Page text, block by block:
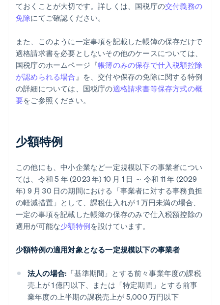
ておくことが大切です。詳しくは、国税庁の交付義務の
免除にてご確認ください。
また、このように一定事項を記載した帳簿の保存だけで
適格請求書を必要としないその他のケースについては、
国税庁のホームページ『帳簿のみの保存で仕入税額控除
が認められる場合 』を、交付や保存の免除に関する特例
の詳細については、国税庁の適格請求書等保存方式の概
要をご参照ください。
少額特例
この他にも、中小企業など一定規模以下の事業者につい
ては、令和 5 年 (2023 年) 10 月 1 日 ～ 令和 11 年 (2029
年) 9 月 30 日の期間における「事業者に対する事務負担
の軽減措置」として、課税仕入れが 1 万円未満の場合、
一定の事項を記載した帳簿の保存のみで仕入税額控除の
適用が可能な少額特例を設けています。
少額特例の適用対象となる一定規模以下の事業者
法人の場合: 「基準期間」とする前々事業年度の課税
売上が 1 億円以下、または「特定期間」とする前事
業年度の上半期の課税売上が 5,000 万円以下